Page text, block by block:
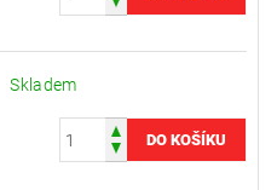
Skladem